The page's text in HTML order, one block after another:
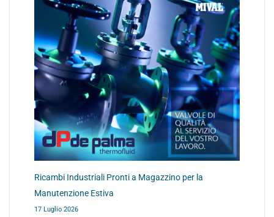
Ricambi Industriali Pronti a Magazzino per la
Manutenzione Estiva
17 Luglio 2026